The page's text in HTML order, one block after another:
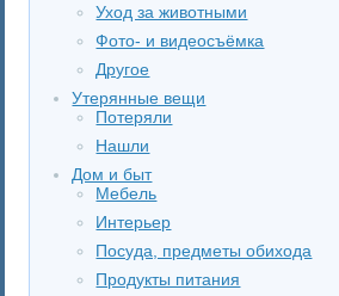
Уход за животными
Фото- и видеосъёмка
Другое
Утерянные вещи
Потеряли
Нашли
Дом и быт
Мебель
Интерьер
Посуда, предметы обихода
Продукты питания